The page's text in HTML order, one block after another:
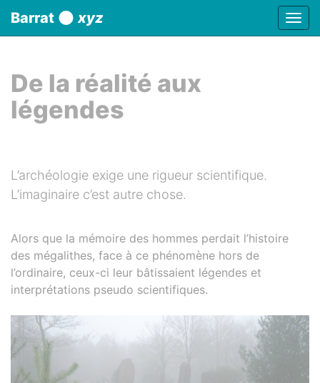
Barrat xyz
De la réalité aux
légendes
L’archéologie exige une rigueur scientifique.
L’imaginaire c’est autre chose.
Alors que la mémoire des hommes perdait l’histoire
des mégalithes, face à ce phénomène hors de
l’ordinaire, ceux-ci leur bâtissaient légendes et
interprétations pseudo scientifiques.
Panneau de gestion des cookies